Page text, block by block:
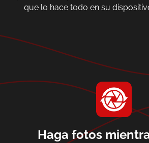
que lo hace todo en su
Haga fotos